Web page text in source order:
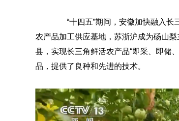
“十四五”期间，安徽加快融入长三
农产品加工供应基地，苏浙沪成为砀山
县，实现长三角鲜活农产品“即采、即储
品，提供了良种和先进的技术。